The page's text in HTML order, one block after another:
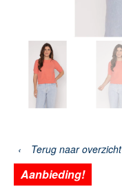
‹ Terug naar overzicht
Aanbieding!